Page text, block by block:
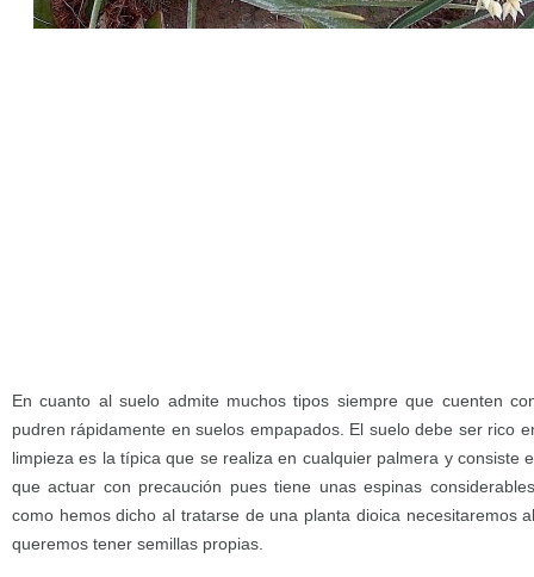
En cuanto al suelo admite muchos tipos siempre que cuenten
pudren rápidamente en suelos empapados. El suelo debe ser rico
limpieza es la típica que se realiza en cualquier palmera y consiste
que actuar con precaución pues tiene unas espinas
como hemos dicho al tratarse de una planta dioica necesitaremos
queremos tener semillas propias.